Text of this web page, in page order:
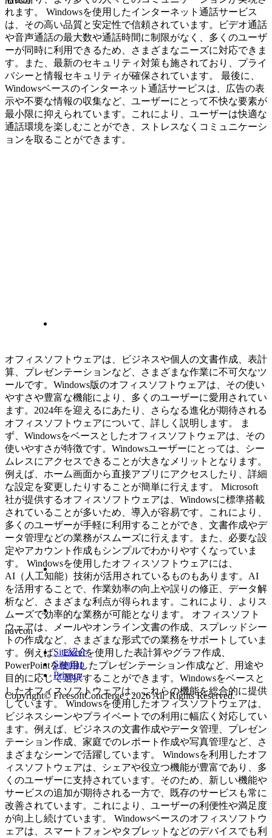
れます。 Windowsを使用したインターネット通話サービス
は、その高い品質と安定性で信頼されています。ビデオ通話
や音声通話の最大数や通話時間に制限がなく、多くのユーザ
ーが同時に利用できるため、さまざまなニーズに対応できま
す。また、最新のセキュリティ対策も施されており、プライ
バシーと情報セキュリティが確保されています。 最後に、
Windowsベースのインターネット通話サービスは、広告の表
示や不要な情報の収集など、ユーザーにとって不快な要素が
最小限に抑えられています。これにより、ユーザーは快適な
通話環境を楽しむことができ、ストレスなくコミュニケーシ
ョンを取ることができます。
オフィスソフトウェアは、ビジネスや個人の文書作成、表計
算、プレゼンテーションなど、さまざまな作業に不可欠なツ
ールです。Windows版のオフィスソフトウェアは、その使い
やすさや豊富な機能により、多くのユーザーに愛用されてい
ます。2024年を迎えるにあたり、さらなる進化が期待される
オフィスソフトウェアについて、詳しく説明します。 ま
ず、Windowsをベースとしたオフィスソフトウェアは、その
使いやすさが特徴です。Windowsユーザーにとっては、シー
ムレスにアクセスできることが大きなメリットとなります。
例えば、ホーム画面から直接アプリにアクセスしたり、詳細
な設定を変更したりすることが簡単に行えます。 Microsoft
社が提供するオフィスソフトウェアは、Windowsに標準搭載
されていることが多いため、導入が容易です。これにより、
多くのユーザーが手軽に利用することができ、文書作成やデ
ータ管理などの業務がスムーズに行えます。また、必要な設
定やアカウント作成もシンプルでわかりやすくなっていま
す。 Windowsを使用したオフィスソフトウェアには、
AI（人工知能）技術が活用されているものもあります。AI
を活用することで、作業効率の向上や誤りの修正、データ解
析など、さまざまな利点が得られます。これにより、よりス
ムーズで効率的な業務が可能となります。 オフィスソフト
ウェアは、メールやオンライン文書の作成、スプレッドシー
トの作成など、さまざまな形式での業務をサポートしていま
す。例えば、Excelを使用した表計算やグラフ作成、
PowerPointを使用したプレゼンテーション作成など、用途や
目的に応じて選択することができます。Windowsをベースと
したオフィスソフトウェアは、これらの機能を総合的に提供
しています。 Windowsを使用したオフィスソフトウェアは、
ビジネスシーンやプライベートでの利用に幅広く対応してい
ます。例えば、ビジネスの文書作成やデータ管理、プレゼン
テーション作成、家庭でのレポート作成や写真管理など、さ
まざまなシーンで活躍しています。 Windowsを利用したオフ
ィスソフトウェアは、シェアや役立つ機能が豊富であり、多
くのユーザーに支持されています。そのため、新しい機能や
サービスの追加が期待される一方で、既存のサービスも常に
改善されています。これにより、ユーザーの利便性や満足度
が向上し続けています。 Windowsベースのオフィスソフトウ
ェアは、スマートフォンやタブレットなどのデバイスでも利
navcon
Site紹介
Sitemap
Privacy
Copyright© FreesoftConcierge , 2026 All Rights Reserved.